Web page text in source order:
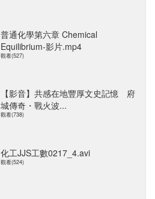
普通化學第六章 Chemical
Equilibrium-影片.mp4
觀看(527)
【影音】共感在地豐厚文史記憶 府
城傳奇・戰火波...
觀看(738)
化工JJS工數0217_4.avi
觀看(524)